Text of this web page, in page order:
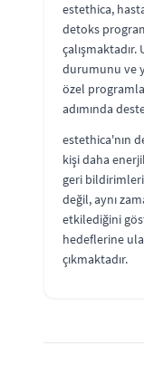
estethica,
detoks
çalışmaktadır.
durumunu ve
özel
adımında
estethica'nın
kişi daha
geri
değil, aynı
etkilediğini
hedeflerine
çıkmaktadır.